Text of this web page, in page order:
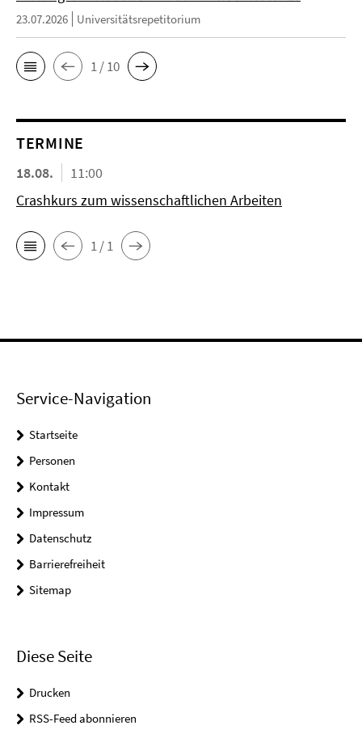
23.07.2026 Universitätsrepetitorium
1 / 10
TERMINE
18.08.
11:00
Crashkurs zum wissenschaftlichen Arbeiten
1 / 1
Service-Navigation
Startseite
Personen
Kontakt
Impressum
Datenschutz
Barrierefreiheit
Sitemap
Diese Seite
Drucken
RSS-Feed abonnieren